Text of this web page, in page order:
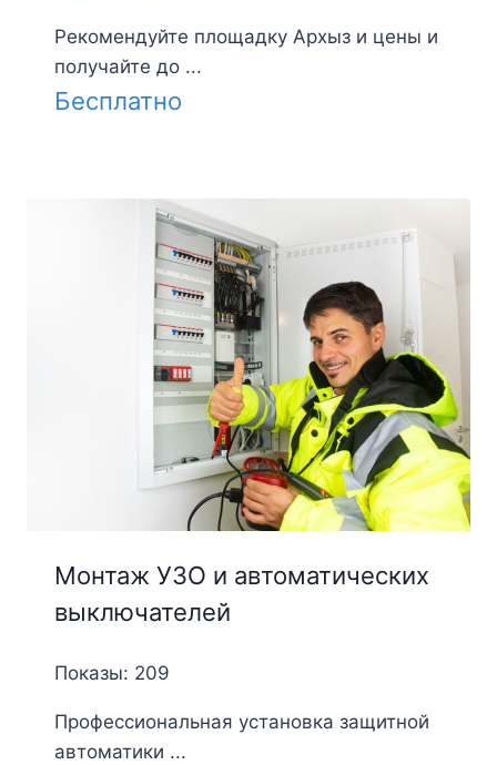
Рекомендуйте площадку Архыз и цены и
получайте до ...
Бесплатно
Монтаж УЗО и автоматических
выключателей
Показы: 209
Профессиональная установка защитной
автоматики ...